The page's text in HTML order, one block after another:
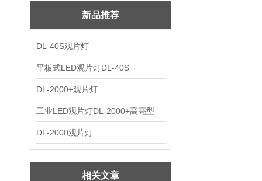
新品推荐
DL-40S观片灯
平板式LED观片灯DL-40S
DL-2000+观片灯
工业LED观片灯DL-2000+高亮型
DL-2000观片灯
相关文章